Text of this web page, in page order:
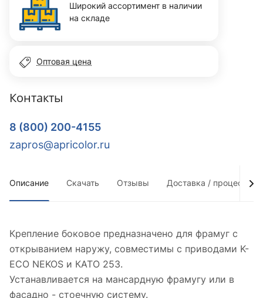
Широкий ассортимент в наличии
на складе
Оптовая цена
Контакты
8 (800) 200-4155
zapros@apricolor.ru
Описание Скачать Отзывы Доставка / процесс
Крепление боковое предназначено для фрамуг с
открыванием наружу, совместимы с приводами K-
ECO NEKOS и КАТО 253.
Устанавливается на мансардную фрамугу или в
фасадно - стоечную систему.